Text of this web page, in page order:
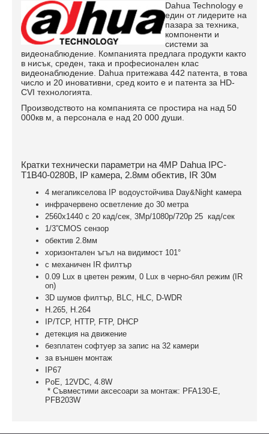
Dahua Technology е
един от лидерите на
пазара за техника,
компоненти и
системи за
видеонаблюдение. Компанията предлага продукти както
в нисък, среден, така и професионален клас
видеонаблюдение. Dahua притежава 442 патента, в това
число и 20 иновативни, сред които е и патента за HD-
CVI технологията.
Производството на компанията се простира на над 50
000кв м, а персонала е над 20 000 души.
Кратки технически параметри на 4MP Dahua IPC-
Т1B40-0280B, IP камера, 2.8мм обектив, IR 30м
4 мегапикселова IP водоустойчива Day&Night камера
инфрачервено осветление до 30 метра
2560x1440 с 20 кад/сек, 3Mp/1080p/720p 25 кад/сек
1/3”CMOS сензор
обектив 2.8мм
хоризонтален ъгъл на видимост 101°
c механичен IR филтър
0.09 Lux в цветен режим, 0 Lux в черно-бял режим (IR
on)
3D шумов филтър, BLC, HLC, D-WDR
H.265, H.264
IP/TCP, HTTP, FTP, DHCP
детекция на движение
безплатен софтуер за запис на 32 камери
за външен монтаж
IP67
PoE, 12VDC, 4.8W
* Съвместими аксесоари за монтаж: PFA130-E,
PFB203W